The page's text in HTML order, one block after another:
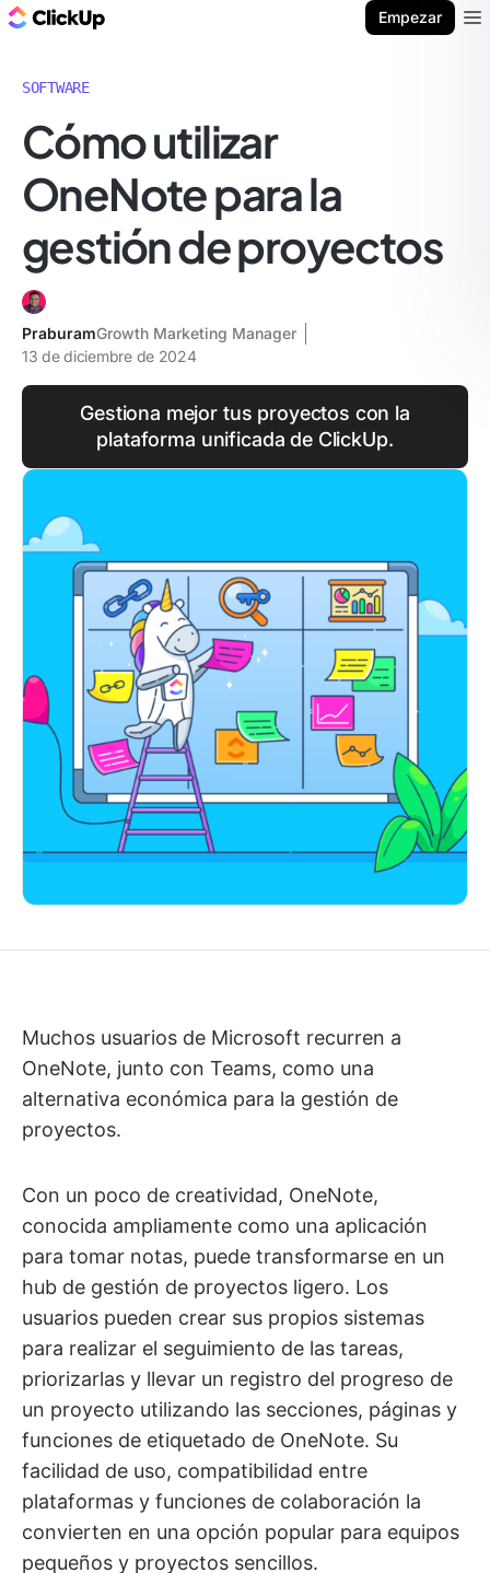
Empezar
SOFTWARE
Cómo utilizar
OneNote para la
gestión de proyectos
PraburamGrowth Marketing Manager
13 de diciembre de 2024
Gestiona mejor tus proyectos con la
plataforma unificada de ClickUp.
Muchos usuarios de Microsoft recurren a
OneNote, junto con Teams, como una
alternativa económica para la gestión de
proyectos.
Con un poco de creatividad, OneNote,
conocida ampliamente como una aplicación
para tomar notas, puede transformarse en un
hub de gestión de proyectos ligero. Los
usuarios pueden crear sus propios sistemas
para realizar el seguimiento de las tareas,
priorizarlas y llevar un registro del progreso de
un proyecto utilizando las secciones, páginas y
funciones de etiquetado de OneNote. Su
facilidad de uso, compatibilidad entre
plataformas y funciones de colaboración la
convierten en una opción popular para equipos
pequeños y proyectos sencillos.